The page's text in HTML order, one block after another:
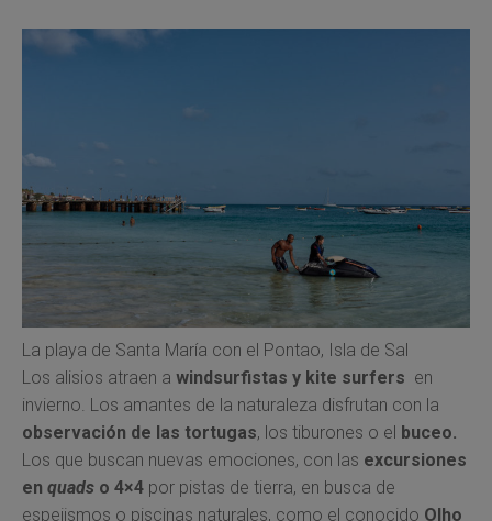
La playa de Santa María con el Pontao, Isla de Sal
Los alisios atraen a windsurfistas y kite surfers en
invierno. Los amantes de la naturaleza disfrutan con la
observación de las tortugas, los tiburones o el buceo.
Los que buscan nuevas emociones, con las excursiones
en quads o 4×4 por pistas de tierra, en busca de
espejismos o piscinas naturales, como el conocido Olho